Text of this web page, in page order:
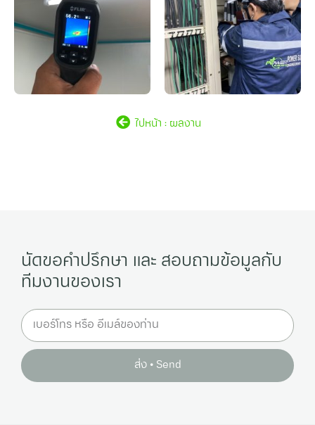
ไปหน้า : ผลงาน
นัดขอคำปรึกษา และ สอบถามข้อมูลกับ
ทีมงานของเรา
ส่ง • Send